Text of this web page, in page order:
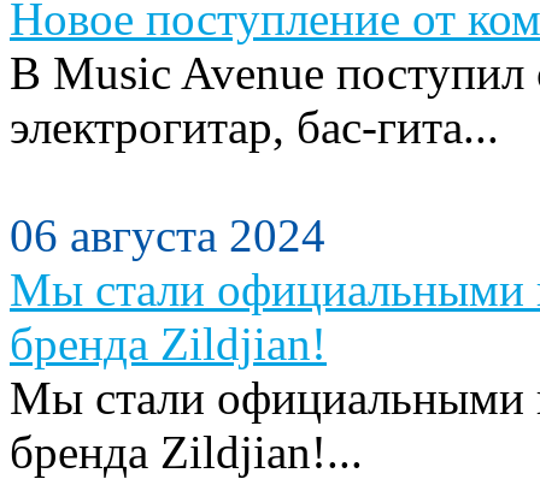
Новое поступление от
В Music Avenue
электрогитар, бас-гита...
06 августа 2024
Мы стали официальными
бренда Zildjian!
Мы стали официальными
бренда Zildjian!...